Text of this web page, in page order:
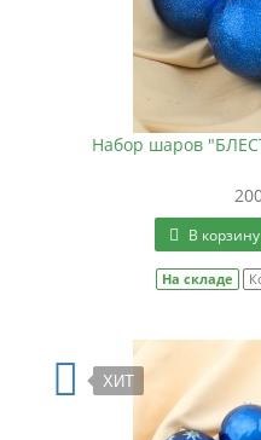
Набор шаров
В корзину
На складе
ХИТ